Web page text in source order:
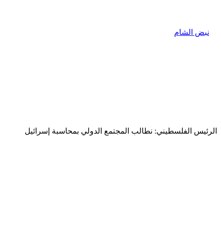
الرئيس الفلسطيني: نطالب المجتمع الدولي بمحاسبة إسرائيل